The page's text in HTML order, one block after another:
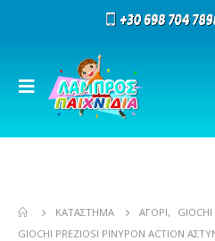
ΚΑΤΆΣΤΗΜΑ ΑΓΌΡΙ,
GIOCHI
GIOCHI PREZIOSI PINYPON ACTION